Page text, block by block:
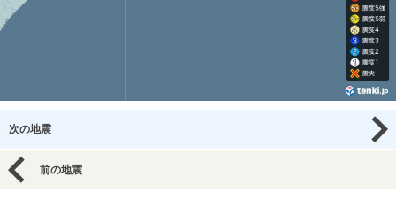
次の地震
前の地震